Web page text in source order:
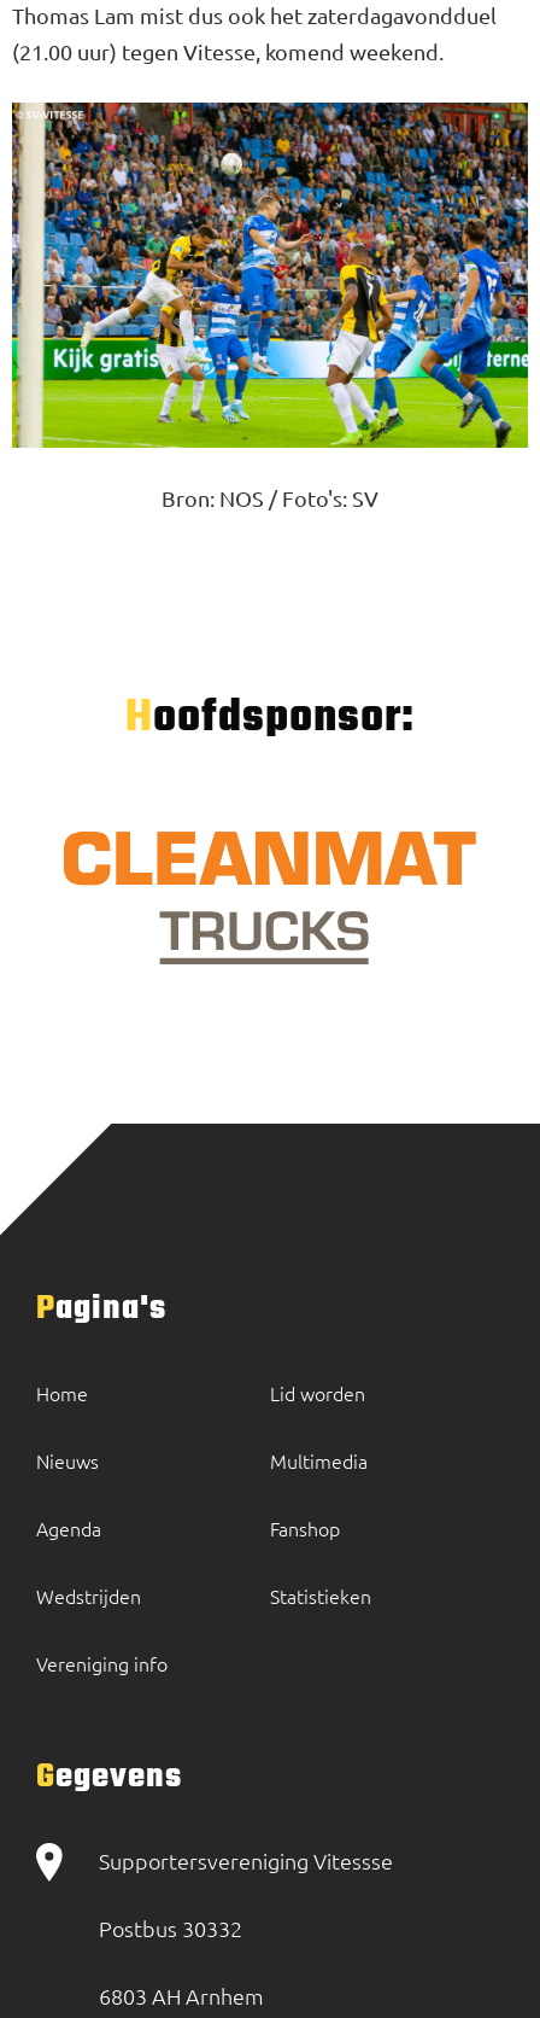
Thomas Lam mist dus ook het zaterdagavondduel
(21.00 uur) tegen Vitesse, komend weekend.
Bron: NOS / Foto's: SV
Hoofdsponsor:
Pagina's
Home
Nieuws
Agenda
Wedstrijden
Vereniging info
Lid worden
Multimedia
Fanshop
Statistieken
Gegevens
Supportersvereniging Vitessse
Postbus 30332
6803 AH Arnhem